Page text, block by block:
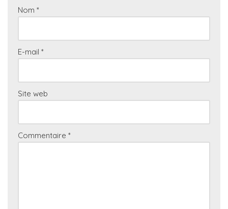
Nom *
E-mail *
Site web
Commentaire *